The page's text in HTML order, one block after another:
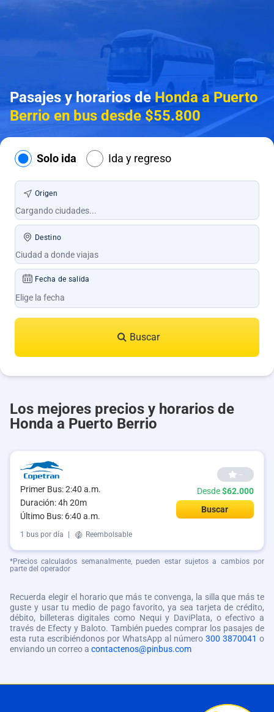
Pasajes y horarios deHonda a Puerto
Berrio en bus desde $55.800
Solo ida Ida y regreso
Origen
Destino
Fecha de salida
Buscar
Los mejores precios y horarios de
Honda a Puerto Berrio
Primer Bus: 2:40 a.m.
Duración: 4h 20m
Último Bus: 6:40 a.m.
--
Desde$62.000
Buscar
1 bus por día Reembolsable
*Precios calculados semanalmente, pueden estar sujetos a cambios por
parte del operador
Recuerda elegir el horario que más te convenga, la silla que más te
guste y usar tu medio de pago favorito, ya sea tarjeta de crédito,
débito, billeteras digitales como Nequi y DaviPlata, o efectivo a
través de Efecty y Baloto. También puedes comprar los pasajes de
esta ruta escribiéndonos por WhatsApp al número 300 3870041 o
enviando un correo a contactenos@pinbus.com